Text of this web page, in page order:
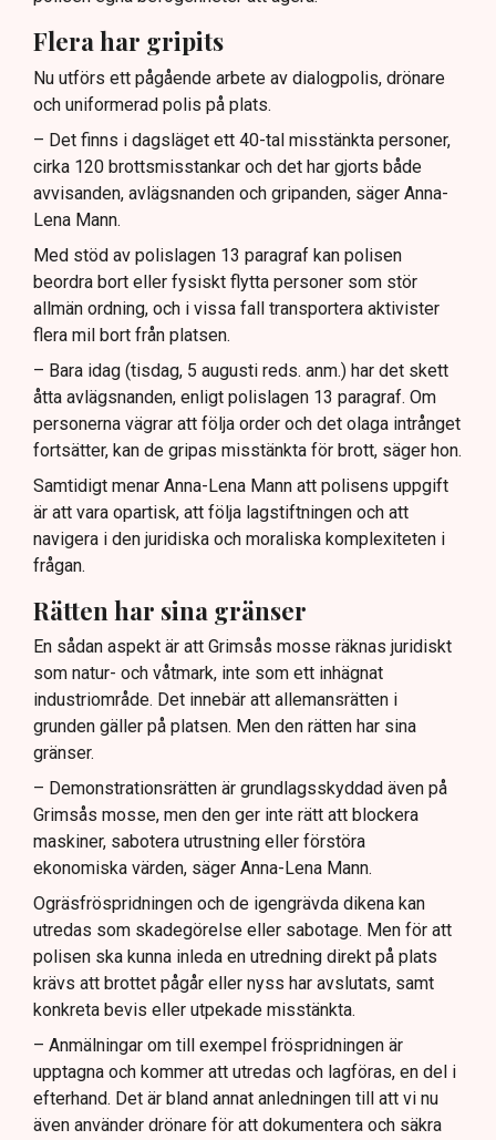
Flera har gripits
Nu utförs ett pågående arbete av dialogpolis, drönare
och uniformerad polis på plats.
– Det finns i dagsläget ett 40-tal misstänkta personer,
cirka 120 brottsmisstankar och det har gjorts både
avvisanden, avlägsnanden och gripanden, säger Anna-
Lena Mann.
Med stöd av polislagen 13 paragraf kan polisen
beordra bort eller fysiskt flytta personer som stör
allmän ordning, och i vissa fall transportera aktivister
flera mil bort från platsen.
– Bara idag (tisdag, 5 augusti reds. anm.) har det skett
åtta avlägsnanden, enligt polislagen 13 paragraf. Om
personerna vägrar att följa order och det olaga intrånget
fortsätter, kan de gripas misstänkta för brott, säger hon.
Samtidigt menar Anna-Lena Mann att polisens uppgift
är att vara opartisk, att följa lagstiftningen och att
navigera i den juridiska och moraliska komplexiteten i
frågan.
Rätten har sina gränser
En sådan aspekt är att Grimsås mosse räknas juridiskt
som natur- och våtmark, inte som ett inhägnat
industriområde. Det innebär att allemansrätten i
grunden gäller på platsen. Men den rätten har sina
gränser.
– Demonstrationsrätten är grundlagsskyddad även på
Grimsås mosse, men den ger inte rätt att blockera
maskiner, sabotera utrustning eller förstöra
ekonomiska värden, säger Anna-Lena Mann.
Ogräsfröspridningen och de igengrävda dikena kan
utredas som skadegörelse eller sabotage. Men för att
polisen ska kunna inleda en utredning direkt på plats
krävs att brottet pågår eller nyss har avslutats, samt
konkreta bevis eller utpekade misstänkta.
– Anmälningar om till exempel fröspridningen är
upptagna och kommer att utredas och lagföras, en del i
efterhand. Det är bland annat anledningen till att vi nu
även använder drönare för att dokumentera och säkra